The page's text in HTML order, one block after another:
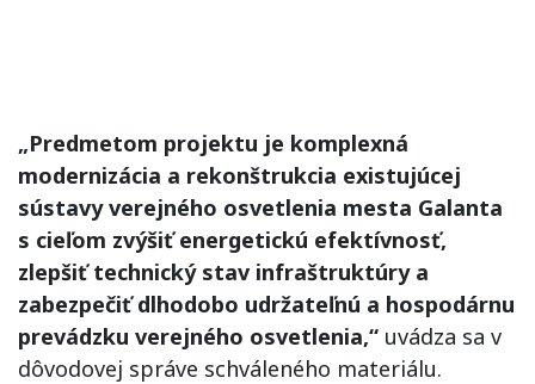
„Predmetom projektu je komplexná
modernizácia a rekonštrukcia existujúcej
sústavy verejného osvetlenia mesta Galanta
s cieľom zvýšiť energetickú efektívnosť,
zlepšiť technický stav infraštruktúry a
zabezpečiť dlhodobo udržateľnú a hospodárnu
prevádzku verejného osvetlenia,“ uvádza sa v
dôvodovej správe schváleného materiálu.